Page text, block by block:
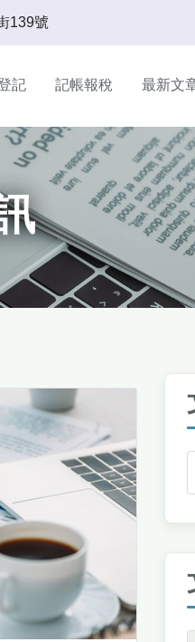
139號
記 記帳報稅 最新文